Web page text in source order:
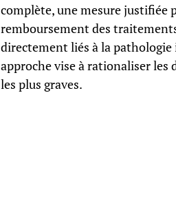
complète, une mesure justifiée
remboursement des
directement liés à la
approche vise à rationaliser les
les plus graves.